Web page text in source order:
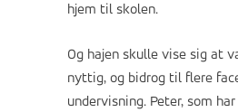
hjem til skolen.
Og hajen skulle vise sig at
nyttig, og bidrog til flere
undervisning. Peter, som